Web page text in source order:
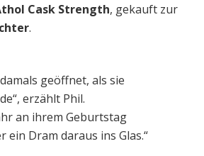
Cask Strength, gekauft zur
.
geöffnet, als sie
erzählt Phil.
an ihrem Geburtstag
ein Dram daraus ins Glas.“